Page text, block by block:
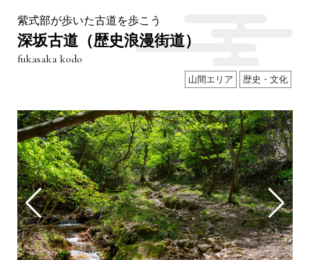
紫式部が歩いた古道を歩こう
深坂古道（歴史浪漫街道）
fukasaka kodo
山間エリア 歴史・文化